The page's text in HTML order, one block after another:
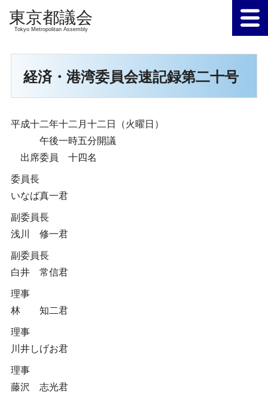
Tokyo Metropolitan Assembly
経済・港湾委員会速記録第二十号
平成十二年十二月十二日（火曜日）
午後一時五分開議
出席委員 十四名
委員長
いなば真一君
副委員長
浅川 修一君
副委員長
白井 常信君
理事
林 知二君
理事
川井しげお君
理事
藤沢 志光君